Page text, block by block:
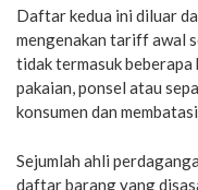
Daftar kedua ini diluar
mengenakan tariff awal
tidak termasuk
pakaian, ponsel atau
konsumen dan
Sejumlah ahli
daftar barang yang